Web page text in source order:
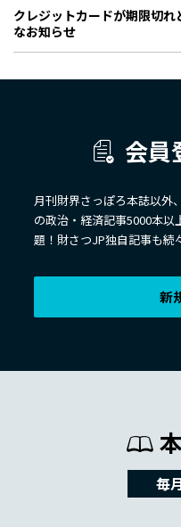
クレジットカードが期限切
なお知らせ
会員
月刊財界さっぽろ本誌以外
の政治・経済記事5000本
題！財さつJP独自記事も続
新
毎